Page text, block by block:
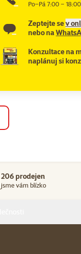
Po–Pá 7:00 – 18:00
Zeptejte sev
nebo na
Konzultace na
naplánuj si
206 prodejen
jsme vám blízko